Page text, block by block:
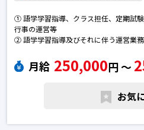
① 語学学習指導、クラス担任、定期試
行事の運営等
② 語学学習指導及びそれに伴う運営業
月給 250,000円 〜
お気